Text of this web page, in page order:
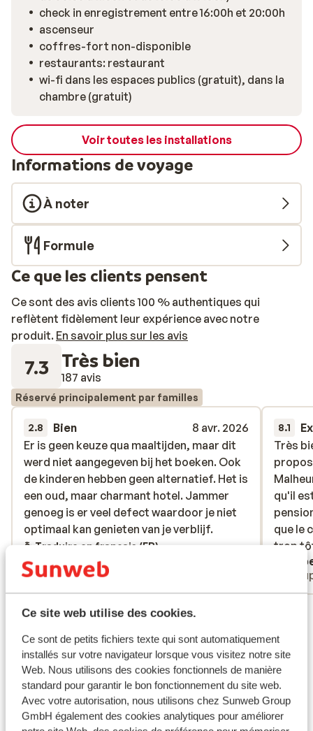
Ce site web utilise des cookies.
Ce sont de petits fichiers texte qui sont automatiquement
installés sur votre navigateur lorsque vous visitez notre site
Web. Nous utilisons des cookies fonctionnels de manière
standard pour garantir le bon fonctionnement du site web.
Avec votre autorisation, nous utilisons chez Sunweb Group
GmbH également des cookies analytiques pour améliorer
trouveront également leur bonheur dans l’une des
discothèques de la station. À Superdévoluy, tout est à
portée de main pour des vacances réussies. Préparez-
vous à vivre des instants mémorables au cœur des
Alpes!
check in enregistrement entre 16:00h et 20:00h
ascenseur
coffres-fort non-disponible
restaurants: restaurant
wi-fi dans les espaces publics (gratuit), dans la
chambre (gratuit)
Voir toutes les installations
Informations de voyage
À noter
Formule
Ce que les clients pensent
Ce sont des avis clients 100 % authentiques qui
reflètent fidèlement leur expérience avec notre
produit. En savoir plus sur les avis
7.3 Très bien
187 avis
Réservé principalement par familles
2.8 Bien
8 avr. 2026
Er is geen keuze qua maaltijden, maar dit
werd niet aangegeven bij het boeken. Ook
de kinderen hebben geen alternatief. Het is
een oud, maar charmant hotel. Jammer
genoeg is er veel defect waardoor je niet
optimaal kan genieten van je verblijf.
Er is geen keuze qua maaltijden, maar dit
werd niet aangegeven bij het boeken. Ook
de kinderen hebben geen alternatief. Het is
een oud, maar charmant hotel. Jammer
genoeg is er veel defect waardoor je niet
optimaal kan genieten van je verblijf.
Traduire en français (FR)
Anonyme
Familles
8.1
Très
qu'il
que le
trop
Très
qu'il
que le
trop
Voir tous les 187 avis
Emplacement
Afficher sur la carte